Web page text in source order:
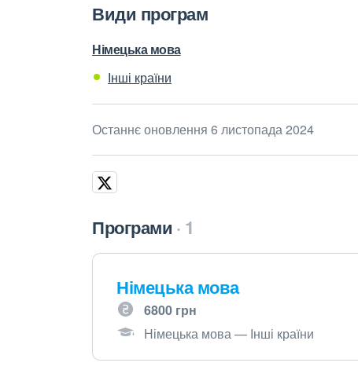
Види програм
Німецька мова
Інші країни
Останнє оновлення 6 листопада 2024
Програми 1
Німецька мова
6800 грн
Німецька мова — Інші країни